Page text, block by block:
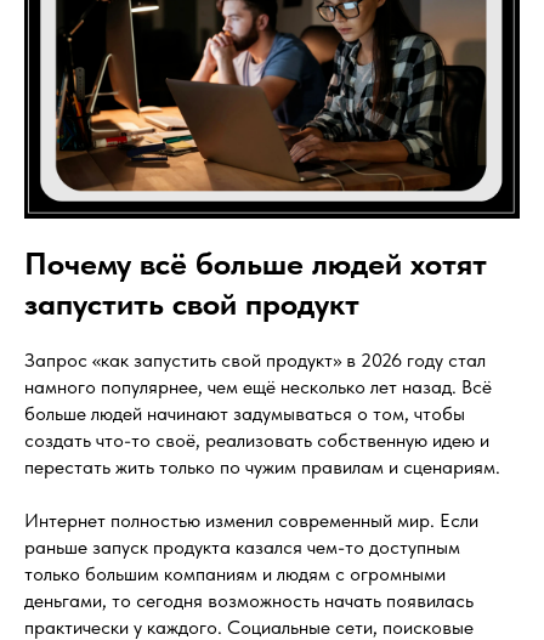
Почему всё больше людей хотят
запустить свой продукт
Запрос «как запустить свой продукт» в 2026 году стал
намного популярнее, чем ещё несколько лет назад. Всё
больше людей начинают задумываться о том, чтобы
создать что-то своё, реализовать собственную идею и
перестать жить только по чужим правилам и сценариям.
Интернет полностью изменил современный мир. Если
раньше запуск продукта казался чем-то доступным
только большим компаниям и людям с огромными
деньгами, то сегодня возможность начать появилась
практически у каждого. Социальные сети, поисковые